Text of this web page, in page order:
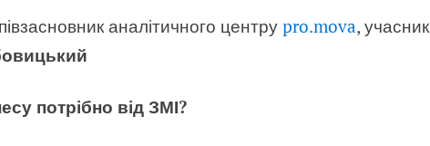
аналітичного центру pro.mova, учасник
потрібно від ЗМІ?